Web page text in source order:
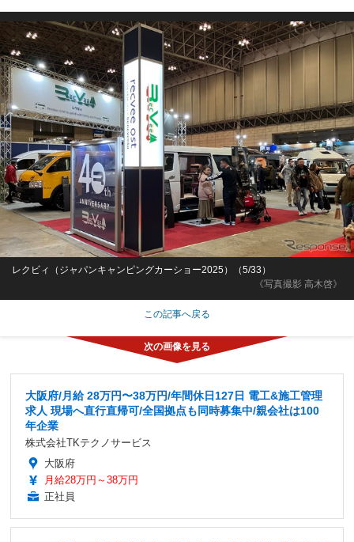
《写真撮影 高木啓》
レクビィ（ジャパンキャンピングカーショー2025）（5/33）
この記事へ戻る
大阪府/月給 28万円〜38万円/年間休日127日 電工&施工管理
求人 現場へ直行直帰可/全国拠点も同時募集中/親会社は100
年企業
株式会社TKテクノサービス
大阪府
月給28万円～38万円
正社員